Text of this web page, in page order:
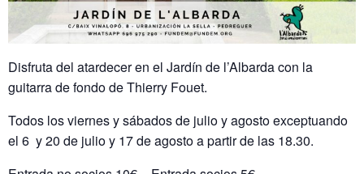
Disfruta del atardecer en el Jardín de l’Albarda con la
guitarra de fondo de Thierry Fouet.
Todos los viernes y sábados de julio y agosto exceptuando
el 6 y 20 de julio y 17 de agosto a partir de las 18.30.